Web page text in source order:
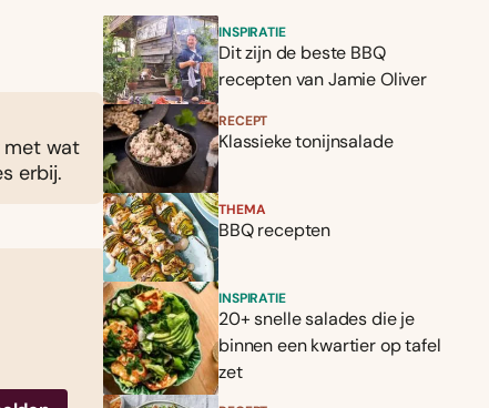
met wat
erbij.
INSPIRATIE
Dit zijn de beste BBQ
recepten van Jamie Oliver
RECEPT
Klassieke tonijnsalade
THEMA
BBQ recepten
INSPIRATIE
20+ snelle salades die je
binnen een kwartier op tafel
zet